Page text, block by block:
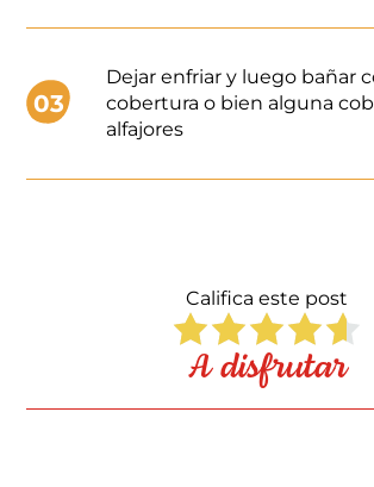
03
Dejar enfriar y luego bañar
cobertura o bien alguna
alfajores
Califica este post
A disfrutar